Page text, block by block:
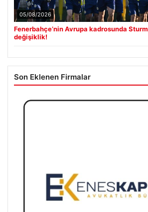
05/08/2026
Fenerbahçe’nin Avrupa kadrosunda
değişiklik!
Son Eklenen Firmalar